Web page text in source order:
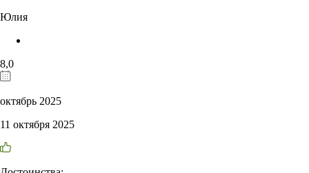
Юлия
8,0
октябрь 2025
11 октября 2025